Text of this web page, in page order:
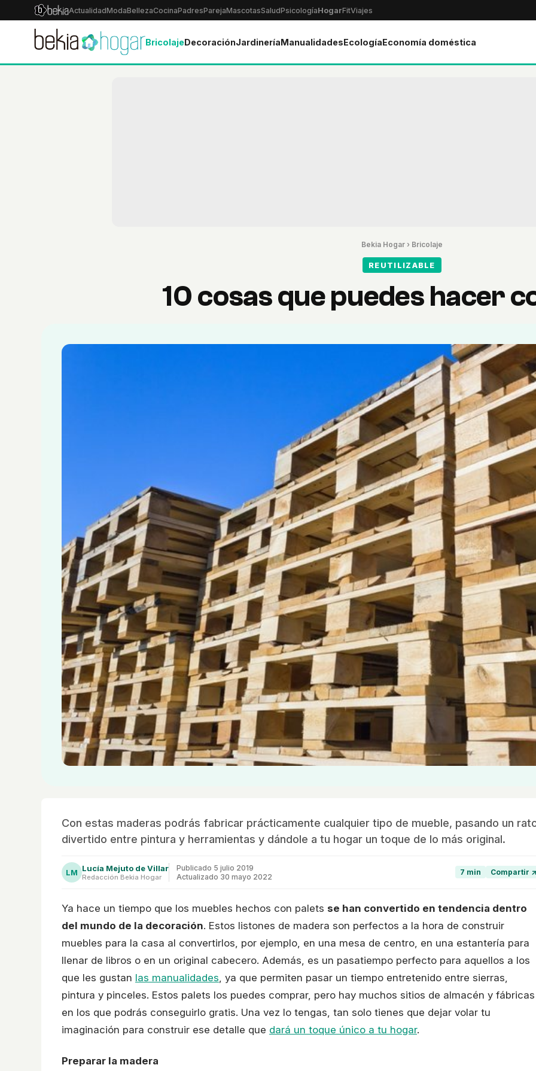
ActualidadModaBellezaCocinaPadresParejaMascotasSaludPsicologíaHogarFitViajes
BricolajeDecoraciónJardineríaManualidadesEcologíaEconomía doméstica
Bekia Hogar › Bricolaje
REUTILIZABLE
10 cosas que puedes hacer
Con estas maderas podrás fabricar prácticamente cualquier tipo de mueble, pasando un
divertido entre pintura y herramientas y dándole a tu hogar un toque de lo más original.
LM Lucía Mejuto de Villar
Redacción Bekia Hogar
Publicado 5 julio 2019
Actualizado 30 mayo 2022
7 min Compartir ↗
Ya hace un tiempo que los muebles hechos con palets se han convertido en tendencia dentro
del mundo de la decoración. Estos listones de madera son perfectos a la hora de construir
muebles para la casa al convertirlos, por ejemplo, en una mesa de centro, en una estantería para
llenar de libros o en un original cabecero. Además, es un pasatiempo perfecto para aquellos a los
que les gustan las manualidades , ya que permiten pasar un tiempo entretenido entre sierras,
pintura y pinceles. Estos palets los puedes comprar, pero hay muchos sitios de almacén y fábricas
en los que podrás conseguirlo gratis. Una vez lo tengas, tan solo tienes que dejar volar tu
imaginación para construir ese detalle que dará un toque único a tu hogar.
Preparar la madera